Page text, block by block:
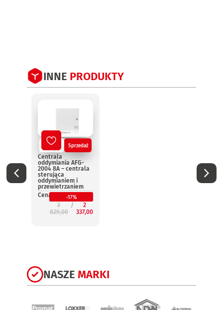
INNE PRODUKTY
Nowy Sprzedaż
Centrala
oddymiania AFG-
2004 8A – centrala
sterująca
oddymianiem i
przewietrzaniem
Cena:
-17%
2
829,00
2
337,00
NASZE MARKI